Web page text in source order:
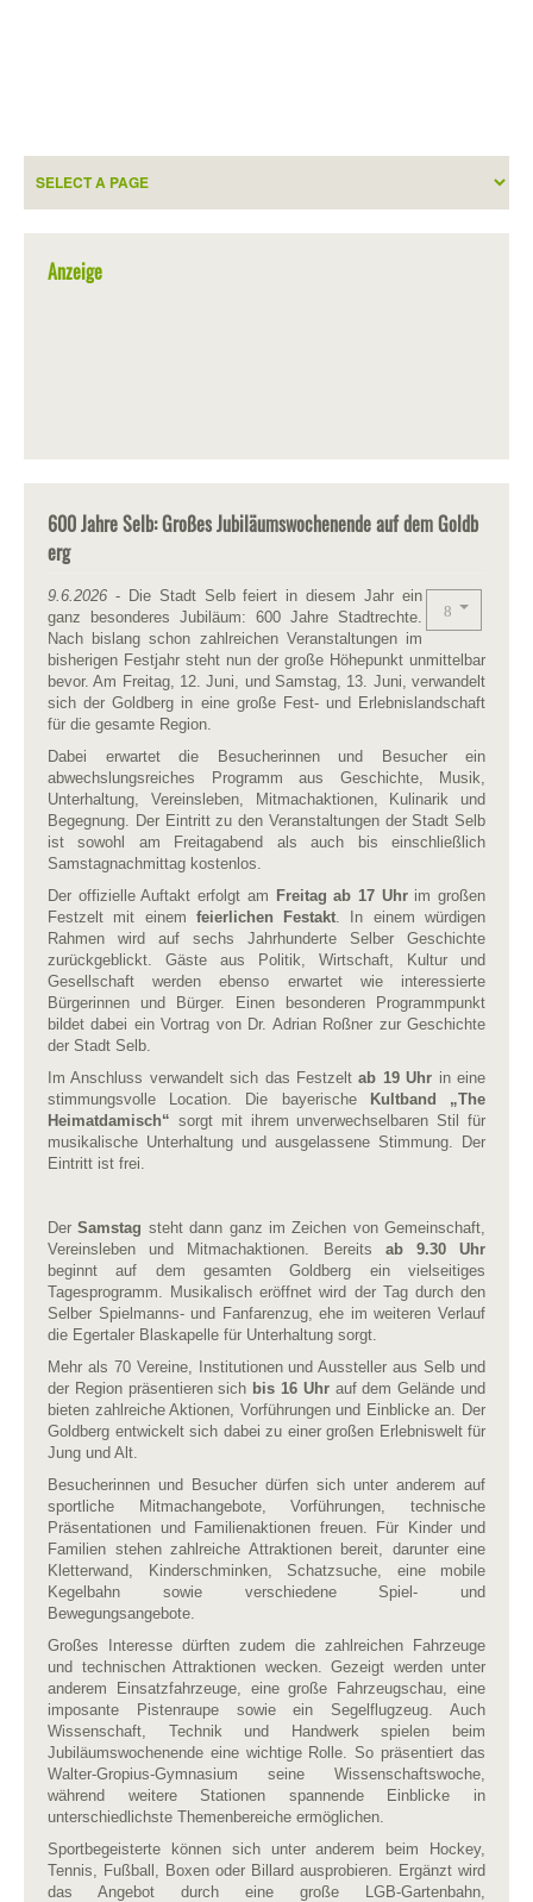
Anzeige
600 Jahre Selb: Großes Jubiläumswochenende auf dem Goldb
erg
9.6.2026 - Die Stadt Selb feiert in diesem Jahr ein
ganz besonderes Jubiläum: 600 Jahre Stadtrechte.
Nach bislang schon zahlreichen Veranstaltungen im
bisherigen Festjahr steht nun der große Höhepunkt unmittelbar
bevor. Am Freitag, 12. Juni, und Samstag, 13. Juni, verwandelt
sich der Goldberg in eine große Fest- und Erlebnislandschaft
für die gesamte Region.
Dabei erwartet die Besucherinnen und Besucher ein
abwechslungsreiches Programm aus Geschichte, Musik,
Unterhaltung, Vereinsleben, Mitmachaktionen, Kulinarik und
Begegnung. Der Eintritt zu den Veranstaltungen der Stadt Selb
ist sowohl am Freitagabend als auch bis einschließlich
Samstagnachmittag kostenlos.
Der offizielle Auftakt erfolgt am Freitag ab 17 Uhrim großen
Festzelt mit einem feierlichen Festakt . In einem würdigen
Rahmen wird auf sechs Jahrhunderte Selber Geschichte
zurückgeblickt. Gäste aus Politik, Wirtschaft, Kultur und
Gesellschaft werden ebenso erwartet wie interessierte
Bürgerinnen und Bürger. Einen besonderen Programmpunkt
bildet dabei ein Vortrag von Dr. Adrian Roßner zur Geschichte
der Stadt Selb.
Im Anschluss verwandelt sich das Festzeltab 19 Uhr in eine
stimmungsvolle Location. Die bayerische Kultband „The
Heimatdamisch“ sorgt mit ihrem unverwechselbaren Stil für
musikalische Unterhaltung und ausgelassene Stimmung. Der
Eintritt ist frei.
DerSamstag steht dann ganz im Zeichen von Gemeinschaft,
Vereinsleben und Mitmachaktionen. Bereits ab 9.30 Uhr
beginnt auf dem gesamten Goldberg ein vielseitiges
Tagesprogramm. Musikalisch eröffnet wird der Tag durch den
Selber Spielmanns- und Fanfarenzug, ehe im weiteren Verlauf
die Egertaler Blaskapelle für Unterhaltung sorgt.
Mehr als 70 Vereine, Institutionen und Aussteller aus Selb und
der Region präsentieren sich bis 16 Uhrauf dem Gelände und
bieten zahlreiche Aktionen, Vorführungen und Einblicke an. Der
Goldberg entwickelt sich dabei zu einer großen Erlebniswelt für
Jung und Alt.
Besucherinnen und Besucher dürfen sich unter anderem auf
sportliche Mitmachangebote, Vorführungen, technische
Präsentationen und Familienaktionen freuen. Für Kinder und
Familien stehen zahlreiche Attraktionen bereit, darunter eine
Kletterwand, Kinderschminken, Schatzsuche, eine mobile
Kegelbahn sowie verschiedene Spiel- und
Bewegungsangebote.
Großes Interesse dürften zudem die zahlreichen Fahrzeuge
und technischen Attraktionen wecken. Gezeigt werden unter
anderem Einsatzfahrzeuge, eine große Fahrzeugschau, eine
imposante Pistenraupe sowie ein Segelflugzeug. Auch
Wissenschaft, Technik und Handwerk spielen beim
Jubiläumswochenende eine wichtige Rolle. So präsentiert das
Walter-Gropius-Gymnasium seine Wissenschaftswoche,
während weitere Stationen spannende Einblicke in
unterschiedlichste Themenbereiche ermöglichen.
Sportbegeisterte können sich unter anderem beim Hockey,
Tennis, Fußball, Boxen oder Billard ausprobieren. Ergänzt wird
das Angebot durch eine große LGB-Gartenbahn,